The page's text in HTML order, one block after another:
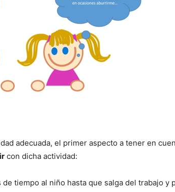
adecuada, el primer aspecto a tener en
con dicha actividad:
de tiempo al niño hasta que salga del trabajo y